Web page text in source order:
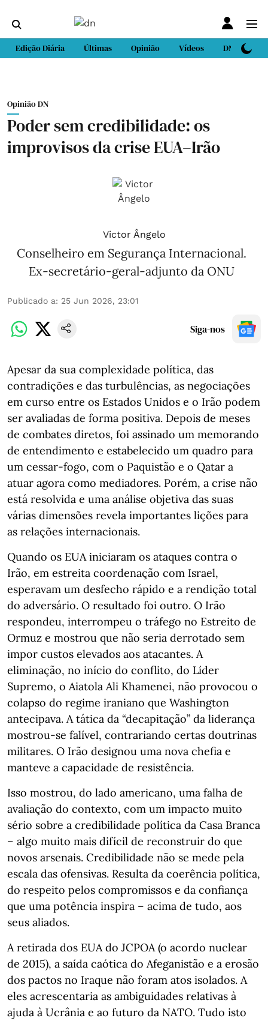
Edição Diária Últimas Opinião Vídeos DN Sport
Opinião DN
Poder sem credibilidade: os
improvisos da crise EUA–Irão
Victor Ângelo
Conselheiro em Segurança Internacional.
Ex-secretário-geral-adjunto da ONU
Publicado a: 25 Jun 2026, 23:01
Siga-nos
Apesar da sua complexidade política, das
contradições e das turbulências, as negociações
em curso entre os Estados Unidos e o Irão podem
ser avaliadas de forma positiva. Depois de meses
de combates diretos, foi assinado um memorando
de entendimento e estabelecido um quadro para
um cessar-fogo, com o Paquistão e o Qatar a
atuar agora como mediadores. Porém, a crise não
está resolvida e uma análise objetiva das suas
várias dimensões revela importantes lições para
as relações internacionais.
Quando os EUA iniciaram os ataques contra o
Irão, em estreita coordenação com Israel,
esperavam um desfecho rápido e a rendição total
do adversário. O resultado foi outro. O Irão
respondeu, interrompeu o tráfego no Estreito de
Ormuz e mostrou que não seria derrotado sem
impor custos elevados aos atacantes. A
eliminação, no início do conflito, do Líder
Supremo, o Aiatola Ali Khamenei, não provocou o
colapso do regime iraniano que Washington
antecipava. A tática da “decapitação” da liderança
mostrou-se falível, contrariando certas doutrinas
militares. O Irão designou uma nova chefia e
manteve a capacidade de resistência.
Isso mostrou, do lado americano, uma falha de
avaliação do contexto, com um impacto muito
sério sobre a credibilidade política da Casa Branca
– algo muito mais difícil de reconstruir do que
novos arsenais. Credibilidade não se mede pela
escala das ofensivas. Resulta da coerência política,
do respeito pelos compromissos e da confiança
que uma potência inspira – acima de tudo, aos
seus aliados.
A retirada dos EUA do JCPOA (o acordo nuclear
de 2015), a saída caótica do Afeganistão e a erosão
dos pactos no Iraque não foram atos isolados. A
eles acrescentaria as ambiguidades relativas à
ajuda à Ucrânia e ao futuro da NATO. Tudo isto